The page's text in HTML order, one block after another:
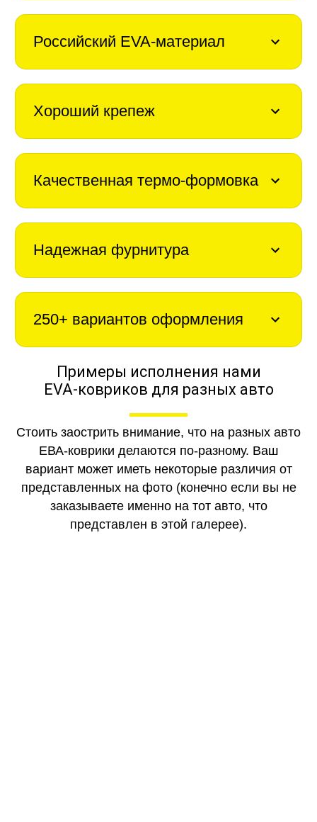
Российский EVA-материал
Хороший крепеж
Качественная термо-формовка
Надежная фурнитура
250+ вариантов оформления
Примеры исполнения нами
EVA-ковриков для разных авто
Стоить заострить внимание, что на разных авто
ЕВА-коврики делаются по-разному. Ваш
вариант может иметь некоторые различия от
представленных на фото (конечно если вы не
заказываете именно на тот авто, что
представлен в этой галерее).